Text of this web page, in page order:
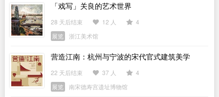
「戏写」关良的艺术世界
28 天后结束 12 人
4
展览
浙江美术馆
营造江南：杭州与宁波的宋代官式建筑美学
22 天后结束 37 人
4
展览
南宋德寿宫遗址博物馆